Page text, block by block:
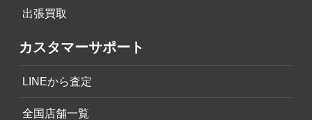
出張買取
カスタマーサポート
LINEから査定
全国店舗一覧